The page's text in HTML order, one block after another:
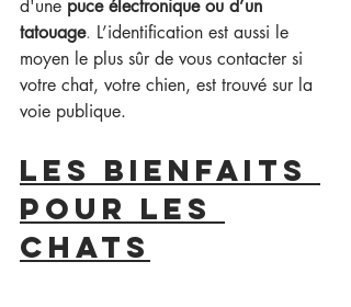
d'une puce électronique ou d’un
tatouage. L’identification est aussi le
moyen le plus sûr de vous contacter si
votre chat, votre chien, est trouvé sur la
voie publique.
Les bienfaiTs
pour les
chats